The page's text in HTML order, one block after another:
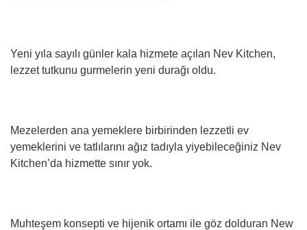
Yeni yıla sayılı günler kala hizmete açılan Nev Kitchen,
lezzet tutkunu gurmelerin yeni durağı oldu.
Mezelerden ana yemeklere birbirinden lezzetli ev
yemeklerini ve tatlılarını ağız tadıyla yiyebileceğiniz Nev
Kitchen’da hizmette sınır yok.
Muhteşem konsepti ve hijenik ortamı ile göz dolduran New